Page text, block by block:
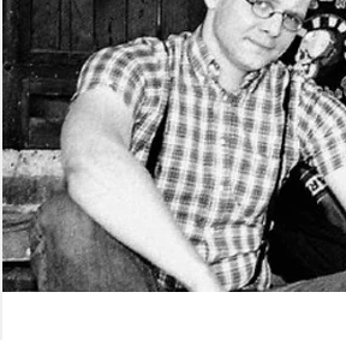
verlag
veranstaltungen
shop
fragen & hilfe
unterstützen
abo
genossenschaft